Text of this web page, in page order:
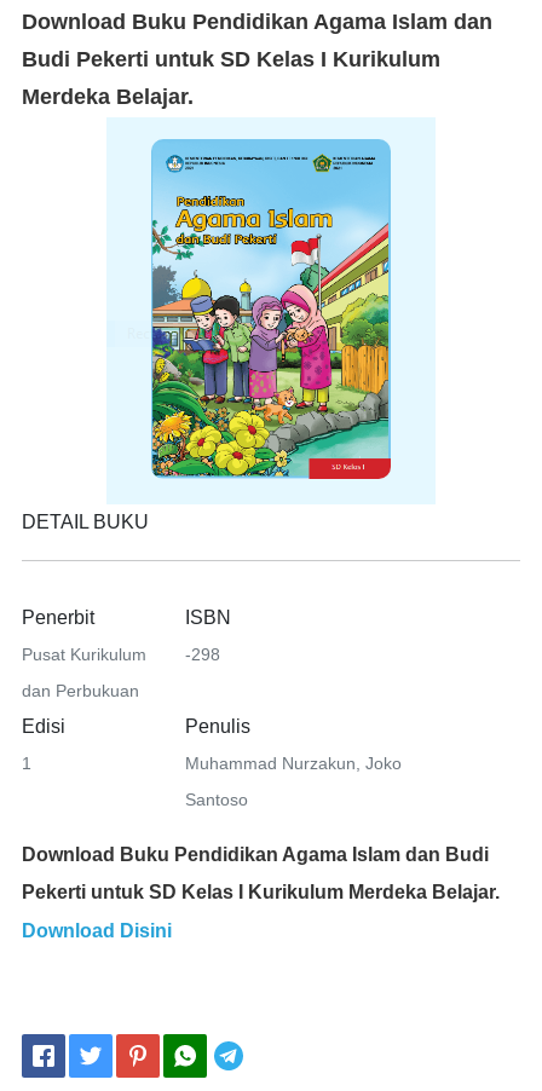
Download Buku Pendidikan Agama Islam dan
Budi Pekerti untuk SD Kelas I Kurikulum
Merdeka Belajar.
DETAIL BUKU
Penerbit
Pusat Kurikulum
dan Perbukuan
ISBN
-298
Edisi
1
Penulis
Muhammad Nurzakun, Joko
Santoso
Download Buku Pendidikan Agama Islam dan Budi
Pekerti untuk SD Kelas I Kurikulum Merdeka Belajar.
Download Disini